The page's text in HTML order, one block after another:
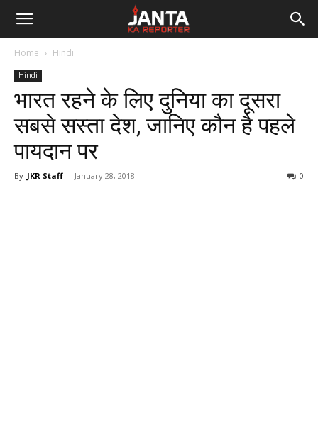
Janta
Reporter
Home Hindi
Hindi
भारत रहने के लिए दुनिया का दूसरा
सबसे सस्ता देश, जानिए कौन है पहले
पायदान पर
By JKR Staff - January 28, 2018 0